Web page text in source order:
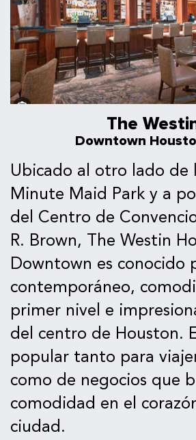
The
Downtown
Ubicado al otro lado de
Minute Maid Park y a
del Centro de
R. Brown, The Westin
Downtown es conocido
contemporáneo,
primer nivel e
del centro de Houston.
popular tanto para
como de negocios que
comodidad en el
ciudad.